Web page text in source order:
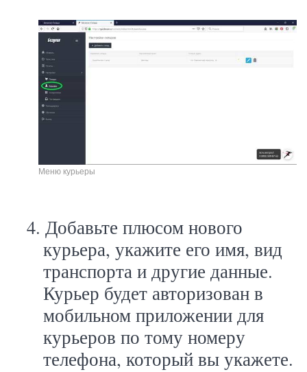
Меню курьеры
4. Добавьте плюсом нового
курьера, укажите его имя, вид
транспорта и другие данные.
Курьер будет авторизован в
мобильном приложении для
курьеров по тому номеру
телефона, который вы укажете.